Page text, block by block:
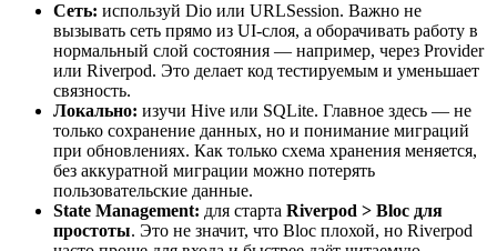
Сеть: используй Dio или URLSession. Важно не
вызывать сеть прямо из UI-слоя, а оборачивать работу в
нормальный слой состояния — например, через Provider
или Riverpod. Это делает код тестируемым и уменьшает
связность.
Локально: изучи Hive или SQLite. Главное здесь — не
только сохранение данных, но и понимание миграций
при обновлениях. Как только схема хранения меняется,
без аккуратной миграции можно потерять
пользовательские данные.
State Management: для старта Riverpod > Bloc для
простоты. Это не значит, что Bloc плохой, но Riverpod